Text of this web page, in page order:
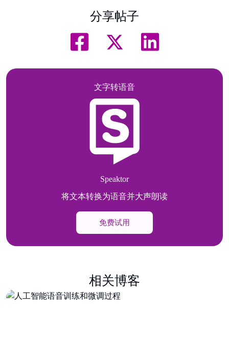
分享帖子
文字转语音
Speaktor
将文本转换为语音并大声朗读
免费试用
相关博客